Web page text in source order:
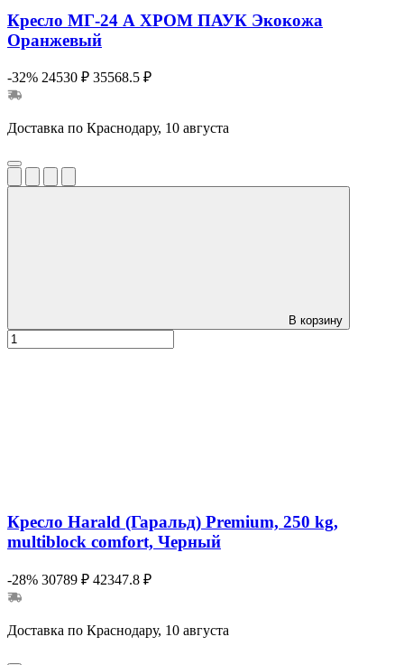
Кресло МГ-24 А ХРОМ ПАУК Экокожа
Оранжевый
-32% 24530 ₽ 35568.5 ₽
Доставка по Краснодару, 10 августа
В корзину
Кресло Harald (Гаральд) Premium, 250 kg,
multiblock comfort, Черный
-28% 30789 ₽ 42347.8 ₽
Доставка по Краснодару, 10 августа